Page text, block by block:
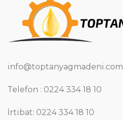
info@toptanyagmadeni.com
Telefon : 0224 334 18 10
İrtibat: 0224 334 18 10